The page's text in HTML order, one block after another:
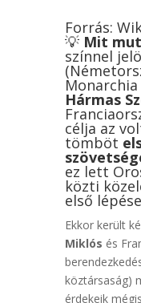
Forrás:
💡 Mit
színnel
Hármas
célja az
tömböt
ez lett
közti
első
Ekkor került
Miklós és
köztársaság)
érdekeik